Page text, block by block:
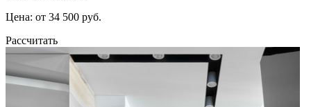
Цена: от 34 500 руб.
Рассчитать